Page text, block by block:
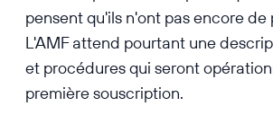
pensent qu'ils n'ont pas encore de
L'AMF attend pourtant une
et procédures qui seront
première souscription.